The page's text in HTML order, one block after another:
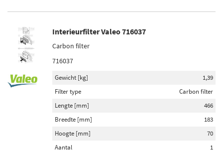
Interieurfilter Valeo 716037
Carbon filter
716037
Gewicht [kg]
1,39
Filter type
Carbon filter
Lengte [mm]
466
Breedte [mm]
183
Hoogte [mm]
70
Aantal
1